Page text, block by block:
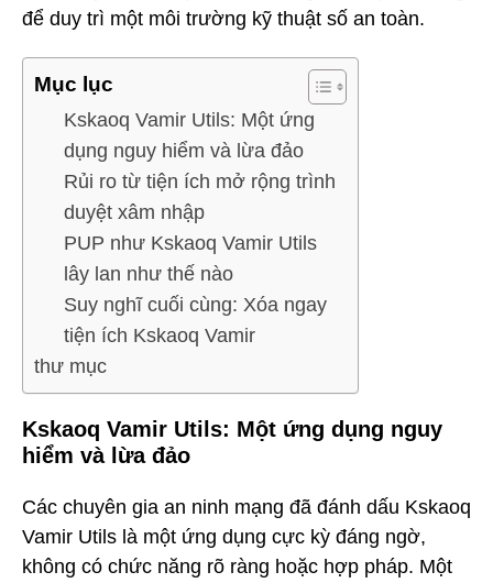
để duy trì một môi trường kỹ thuật số an toàn.
Mục lục
Kskaoq Vamir Utils: Một ứng
dụng nguy hiểm và lừa đảo
Rủi ro từ tiện ích mở rộng trình
duyệt xâm nhập
PUP như Kskaoq Vamir Utils
lây lan như thế nào
Suy nghĩ cuối cùng: Xóa ngay
tiện ích Kskaoq Vamir
thư mục
Kskaoq Vamir Utils: Một ứng dụng nguy
hiểm và lừa đảo
Các chuyên gia an ninh mạng đã đánh dấu Kskaoq
Vamir Utils là một ứng dụng cực kỳ đáng ngờ,
không có chức năng rõ ràng hoặc hợp pháp. Một